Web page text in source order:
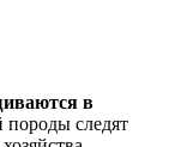
в
породы следят